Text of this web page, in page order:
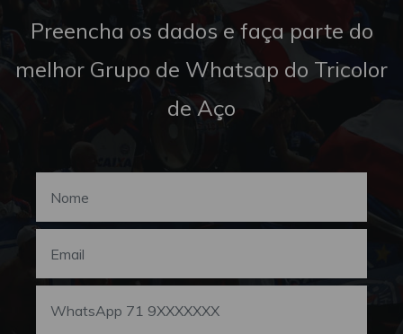
Preencha os dados e faça parte do
melhor Grupo de Whatsap do Tricolor
de Aço